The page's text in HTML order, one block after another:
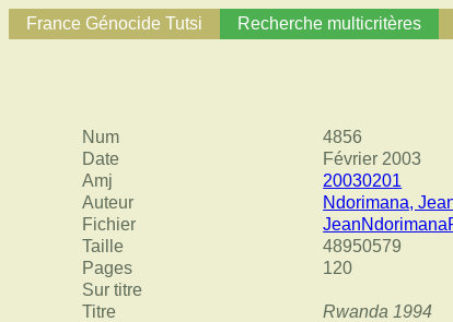
France Génocide Tutsi Recherche multicritères
Num
4856
Date
Février 2003
Amj
20030201
Auteur
Ndorimana,
Fichier
Taille
48950579
Pages
120
Sur titre
Titre
Rwanda 1994